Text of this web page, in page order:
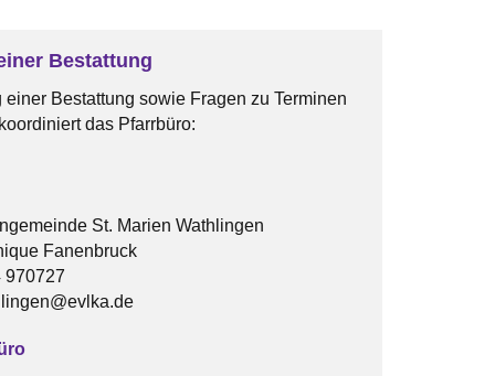
Bestattung
Bestattung sowie Fragen zu Terminen
das Pfarrbüro:
St. Marien Wathlingen
Fanenbruck
970727